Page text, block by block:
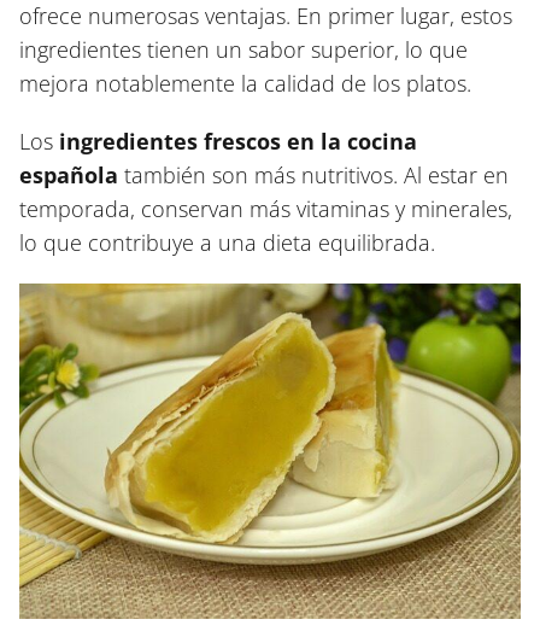
ofrece numerosas ventajas. En primer lugar, estos
ingredientes tienen un sabor superior, lo que
mejora notablemente la calidad de los platos.
Los ingredientes frescos en la cocina
española también son más nutritivos. Al estar en
temporada, conservan más vitaminas y minerales,
lo que contribuye a una dieta equilibrada.